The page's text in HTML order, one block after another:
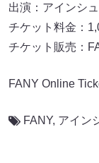
出演：アインシ
チケット料金：
チケット販売：
FANY Online
FANY, アイン